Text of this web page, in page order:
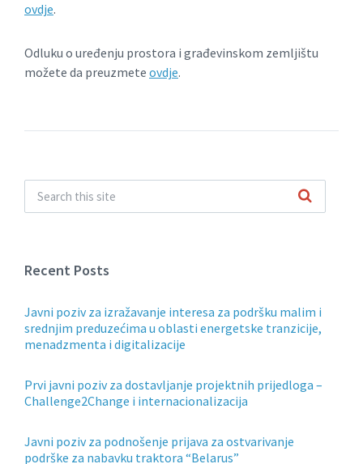
ovdje.
Odluku o uređenju prostora i građevinskom zemljištu
možete da preuzmete ovdje.
Recent Posts
Javni poziv za izražavanje interesa za podršku malim i
srednjim preduzećima u oblasti energetske tranzicije,
menadzmenta i digitalizacije
Prvi javni poziv za dostavljanje projektnih prijedloga –
Challenge2Change i internacionalizacija
Javni poziv za podnošenje prijava za ostvarivanje
podrške za nabavku traktora “Belarus”